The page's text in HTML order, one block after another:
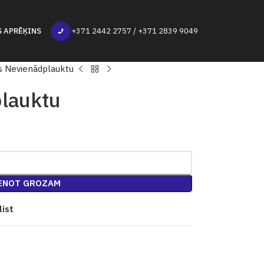
+371 2442 2757 / +371 2839 9049
Nevienādplauktu
GROZAM